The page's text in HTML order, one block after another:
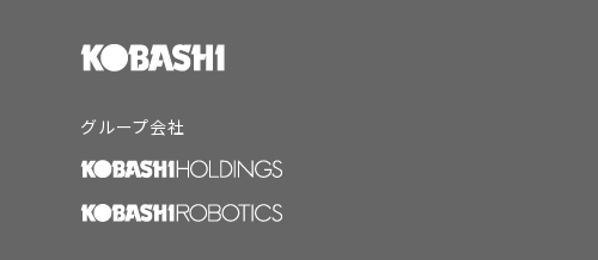
グループ会社